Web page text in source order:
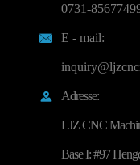
0731-

E - mail:

Adresse:
LJZ CNC
Base I: #97